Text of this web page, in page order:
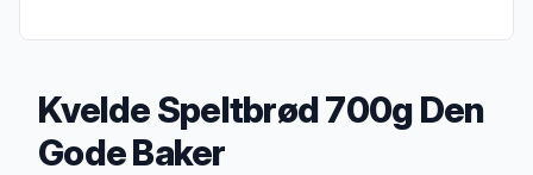
Kvelde Speltbrød 700g Den
Gode Baker